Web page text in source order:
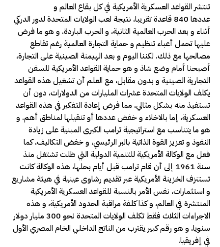
تنتشر القواعد العسكرية الأمريكية في كل بقاع العالم و
عددها 840 قاعدة تقريبا، نتيجة لعب الولايات المتحدة لدور الدركي
أثناء و بعد الحرب العالمية الثانية، و الحرب الباردة. و هو ما فرض
عليها تحمل أعباء تنظيم و حماية التجارة العالمية رغم تقاطع
مصالحها مع ذلك. لكننا اليوم و بعد الهيمنة الصينية على التجارة،
أصبحنا أمام وضع شاذ و هو حماية القواعد الأمريكية للسفن
التجارية الصينية و بدون مقابل، مع العلم أن تشغيل هذه القواعد
يكلف الولايات المتحدة عشرات المليارات من الدولارات، دون أن
تستفيذ منه بشكل مثالي، مما فرض إعادة التفكير في هذه القواعد
العسكرية، إما بالاخلاء و خفض عددها أو تنقيلها لمناطق أهم. و
هو ما يتناسب مع استراتيجية ترامب الكبرى المبنية على زيادة
النفوذ و تعزيز القوة الذاتية بالبر الرئيسي، و خفض التكاليف، كما
فعل مع الوكالة الأمريكية للتنمية الدولية التي ظلت تشتغل منذ
سنة 1961 إلى أن قام ترامب قبل أيام بحلها، هذه الوكالة كانت
تستنزف الخزينة الأمريكية عبر تقديم رشاوى عينية في هيئة مشاريع
و استثمارات، نفس الأمر بالنسبة للقواعد العسكرية الأمريكية
المنتشرة في العالم، و كذا كلفة مراقبة الحدود الأمريكية، و هذه
الاجراءات الثلاث فقط تكلف الولايات المتحدة نحو 300 مليار دولار
سنويا، و هو رقم كبير يقترب من الناتج الداخلي الخام المصري الأول
في إفريقيا.